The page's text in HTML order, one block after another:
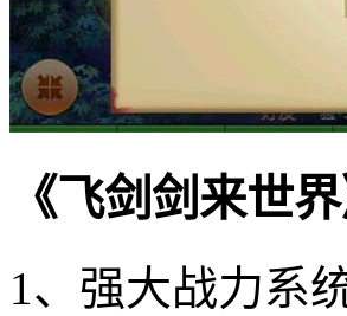
《飞剑剑来世
1、强大战力系